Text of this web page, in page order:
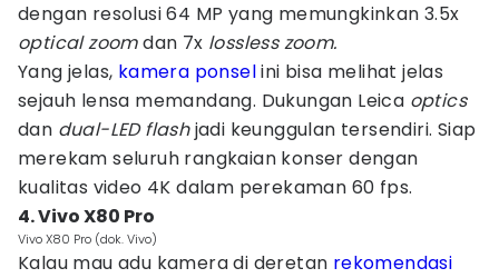
dengan resolusi 64 MP yang memungkinkan 3.5x
optical zoomdan 7x lossless zoom.
Yang jelas, kamera ponselini bisa melihat jelas
sejauh lensa memandang. Dukungan Leica optics
dan dual-LED flashjadi keunggulan tersendiri. Siap
merekam seluruh rangkaian konser dengan
kualitas video 4K dalam perekaman 60 fps.
4. Vivo X80 Pro
Vivo X80 Pro (dok. Vivo)
Kalau mau adu kamera di deretan rekomendasi